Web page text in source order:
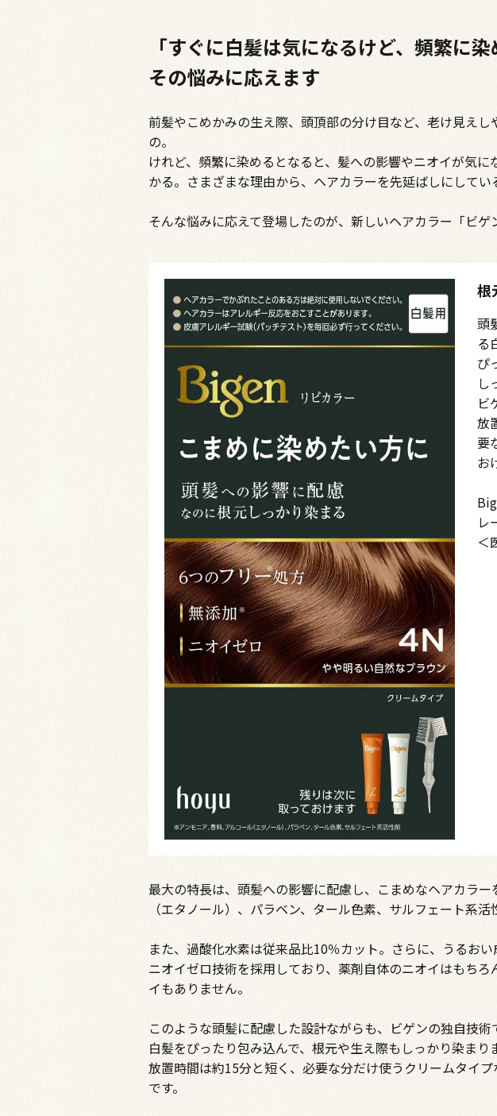
「すぐに白髪は気になるけど、頻繁に
その悩みに応えます
前髪やこめかみの生え際、頭頂部の分け目など、老け見え
の。
けれど、頻繁に染めるとなると、髪への影響やニオイが気
かる――。さまざまな理由から、ヘアカラーを先延ばしにしてい
そんな悩みに応えて登場したのが、新しいヘアカラー「ビゲ
根
頭
る
ぴ
し
ビ
放
要
お
レ
＜
最大の特長は、頭髪への影響に配慮し、こまめなヘアカラ
（エタノール）、パラベン、タール色素、サルフェート系
また、過酸化水素は従来品比10％カット。さらに、うるお
ニオイゼロ技術を採用しており、薬剤自体のニオイはもち
イもありません。
このような頭髪に配慮した設計ながらも、ビゲンの独自技
白髪をぴったり包み込んで、根元や生え際もしっかり染まり
放置時間は約15分と短く、必要な分だけ使うクリームタイ
です。